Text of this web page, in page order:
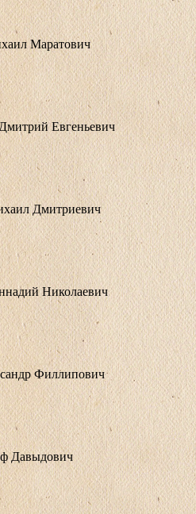
Маратович
Евгеньевич
Дмитриевич
Николаевич
Филлипович
Давыдович